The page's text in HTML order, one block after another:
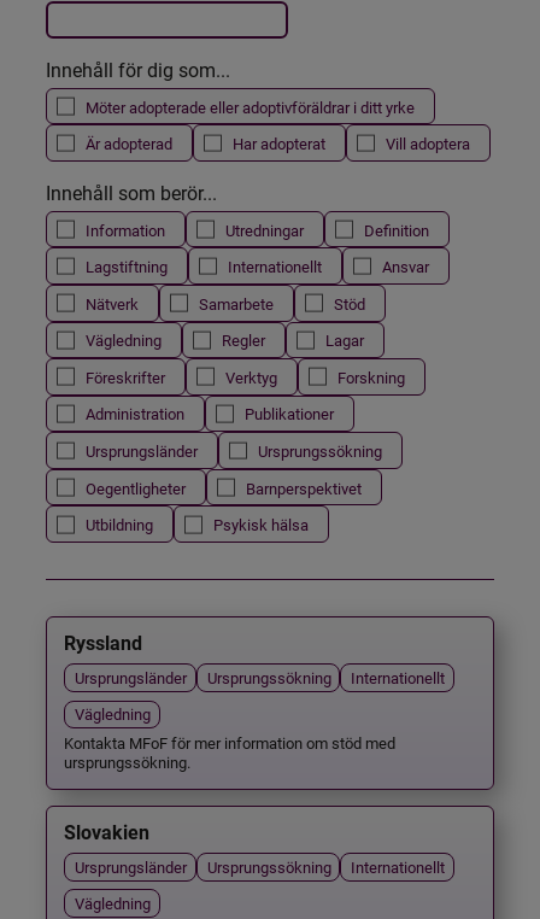
Innehåll för dig som...
Möter adopterade eller adoptivföräldrar i ditt yrke
Är adopterad
Har adopterat Vill adoptera
Innehåll som berör...
Information Utredningar
Definition
Lagstiftning
Internationellt
Ansvar
Nätverk
Samarbete
Stöd
Vägledning
Regler
Lagar
Föreskrifter
Verktyg
Forskning
Administration
Publikationer
Ursprungsländer
Ursprungssökning
Oegentligheter
Barnperspektivet
Utbildning
Psykisk hälsa
Ryssland
Ursprungsländer Ursprungssökning
Internationellt
Vägledning
Kontakta MFoF för mer information om stöd med
ursprungssökning.
Slovakien
Ursprungsländer Ursprungssökning
Internationellt
Vägledning